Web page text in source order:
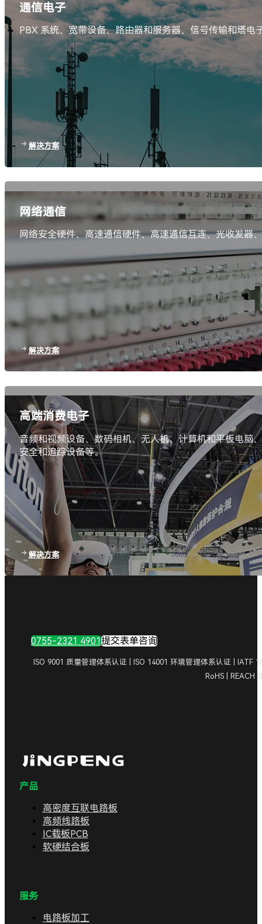
通信电子
PBX 系统、宽带设备、路由器和服务器、信号传输和塔
解决方案
网络通信
网络安全硬件、高速通信硬件、高速通信互连、光收发器
解决方案
高端消费电子
音频和视频设备、数码相机、无人机、计算机和平板电脑
安全和追踪设备等。
解决方案
0755-2321 4901提交表单咨询
ISO 9001 质量管理体系认证 | ISO 14001 环境管理体系认证 | IATF
RoHS | REACH
产品
高密度互联电路板
高频线路板
IC载板PCB
软硬结合板
服务
电路板加工